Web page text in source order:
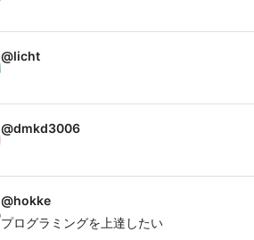
@licht
@dmkd3006
@hokke
プログラミングを上達したい